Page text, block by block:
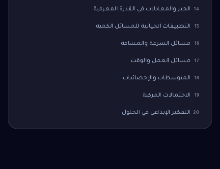
14 الجبر والمعادلات في القدرة المعرفية
15 التطبيقات الحياتية للمسائل الكمية
16 مسائل السرعة والمسافة
17 مسائل العمل والوقت
18 المتوسطات والإحصائيات
19 الاحتمالات المركبة
20 التفكير الإبداعي في الحلول